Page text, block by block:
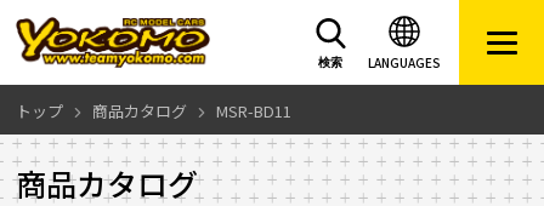
LANGUAGES
検索
トップ 商品カタログ MSR-BD11
商品カタログ